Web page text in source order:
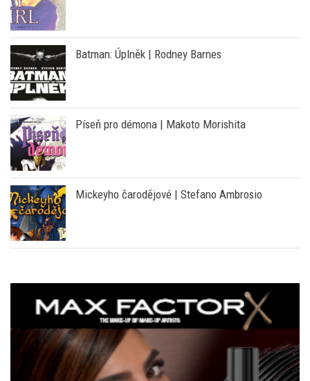
Batman: Úplněk | Rodney Barnes
Píseň pro démona | Makoto Morishita
Mickeyho čarodějové | Stefano Ambrosio